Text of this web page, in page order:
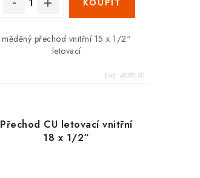
měděný přechod vnitřní 15 x 1/2“
letovací
Kód: 48951.00
Přechod CU letovací vnitřní
18 x 1/2“